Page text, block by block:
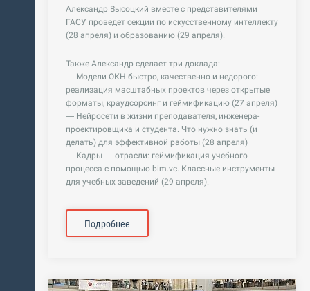
Александр Высоцкий вместе с представителями
ГАСУ проведет секции по искусственному интеллекту
(28 апреля) и образованию (29 апреля).
Также Александр сделает три доклада:
— Модели ОКН быстро, качественно и недорого:
реализация масштабных проектов через открытые
форматы, краудсорсинг и геймификацию (27 апреля)
— Нейросети в жизни преподавателя, инженера-
проектировщика и студента. Что нужно знать (и
делать) для эффективной работы (28 апреля)
— Кадры — отрасли: геймификация учебного
процесса с помощью bim.vc. Классные инструменты
для учебных заведений (29 апреля).
Подробнее